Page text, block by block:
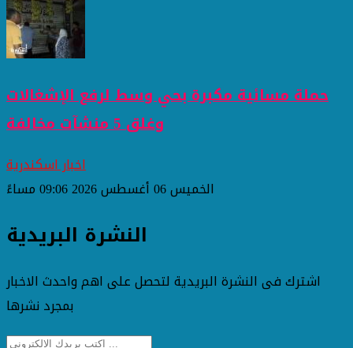
حملة مسائية مكبرة بحي وسط لرفع الإشغالات
وغلق 5 منشآت مخالفة
اخبار اسكندرية
الخميس 06 أغسطس 2026 09:06 مساءً
النشرة البريدية
اشترك فى النشرة البريدية لتحصل على اهم واحدث الاخبار
بمجرد نشرها